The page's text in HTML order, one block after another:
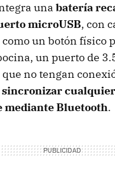
una batería
microUSB, con
un botón físico
un puerto de
no tengan
sincronizar cualquier
mediante Bluetooth.